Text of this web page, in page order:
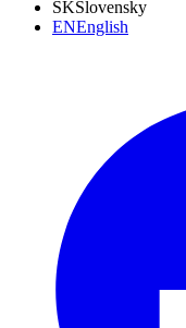
SKSlovensky
ENEnglish